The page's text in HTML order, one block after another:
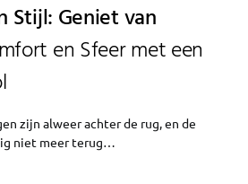
Stijl: Geniet van
en Sfeer met een
zijn alweer achter de rug, en de
niet meer terug…